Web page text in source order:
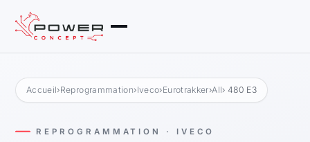
Accueil›Reprogrammation›Iveco›Eurotrakker›All› 480 E3
REPROGRAMMATION · IVECO